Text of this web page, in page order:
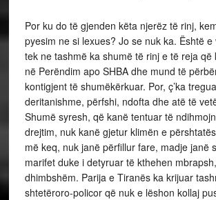
Por ku do të gjenden këta njerëz të rinj,
pyesim ne si lexues? Jo se nuk ka. Është
tek ne tashmë ka shumë të rinj e të reja që
në Perëndim apo SHBA dhe mund të
kontigjent të shumëkërkuar. Por, ç’ka
deritanishme, përfshi, ndofta dhe atë të
Shumë syresh, që kanë tentuar të
drejtim, nuk kanë gjetur klimën e
më keq, nuk janë përfillur fare, madje janë
marifet duke i detyruar të kthehen
dhimbshëm. Parija e Tiranës ka krijuar
shtetëroro-policor që nuk e lëshon kollaj